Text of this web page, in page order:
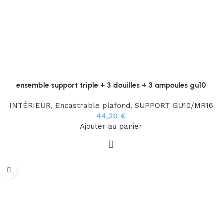
ensemble support triple + 3 douilles + 3 ampoules gu10
INTÉRIEUR, Encastrable plafond, SUPPORT GU10/MR16
44,20 €
Ajouter au panier